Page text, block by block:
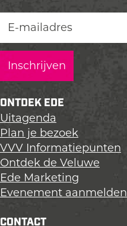
e
a
g
i
n
a
o
p
L
i
n
k
e
e
a
g
i
n
o
p
F
a
c
e
b
e
a
g
i
n
o
p
X
ONTDEK EDE
Uitagenda
Plan je bezoek
VVV Informatiepunten
Ontdek de Veluwe
Ede Marketing
Evenement aanmelden
CONTACT